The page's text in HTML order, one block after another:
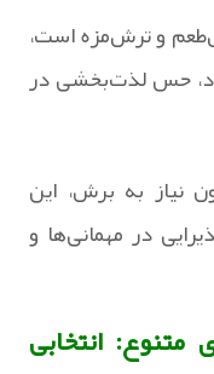
و ترش‌مزه است،
حس لذت‌بخشی در
نیاز به برش، این
در مهمانی‌ها و
انتخابی